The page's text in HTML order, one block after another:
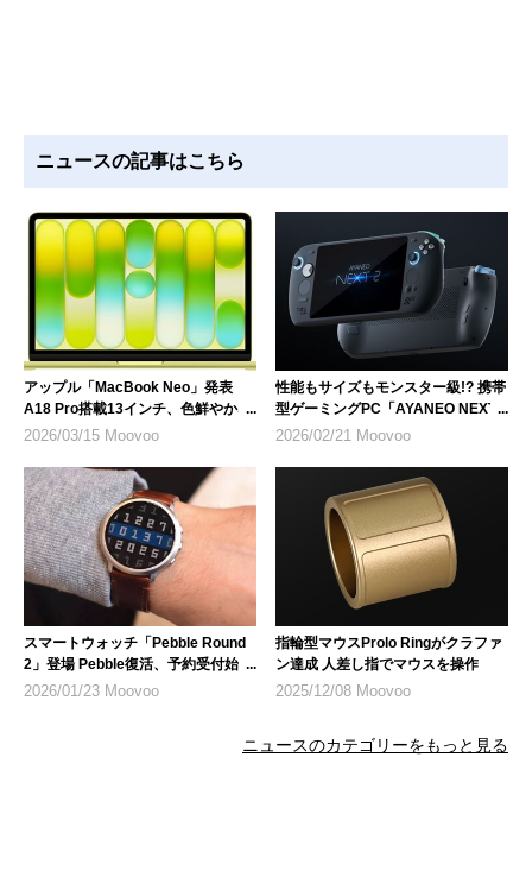
ニュースの記事はこちら
アップル「MacBook Neo」発表
A18 Pro搭載13インチ、色鮮やかな
4色で発売開始
2026/03/15 Moovoo
性能もサイズもモンスター級!? 携帯
型ゲーミングPC「AYANEO NEXT
2」がクラファン中
2026/02/21 Moovoo
スマートウォッチ「Pebble Round
2」登場 Pebble復活、予約受付始ま
る
2026/01/23 Moovoo
指輪型マウスProlo Ringがクラファ
ン達成 人差し指でマウスを操作
2025/12/08 Moovoo
ニュースのカテゴリーをもっと見る